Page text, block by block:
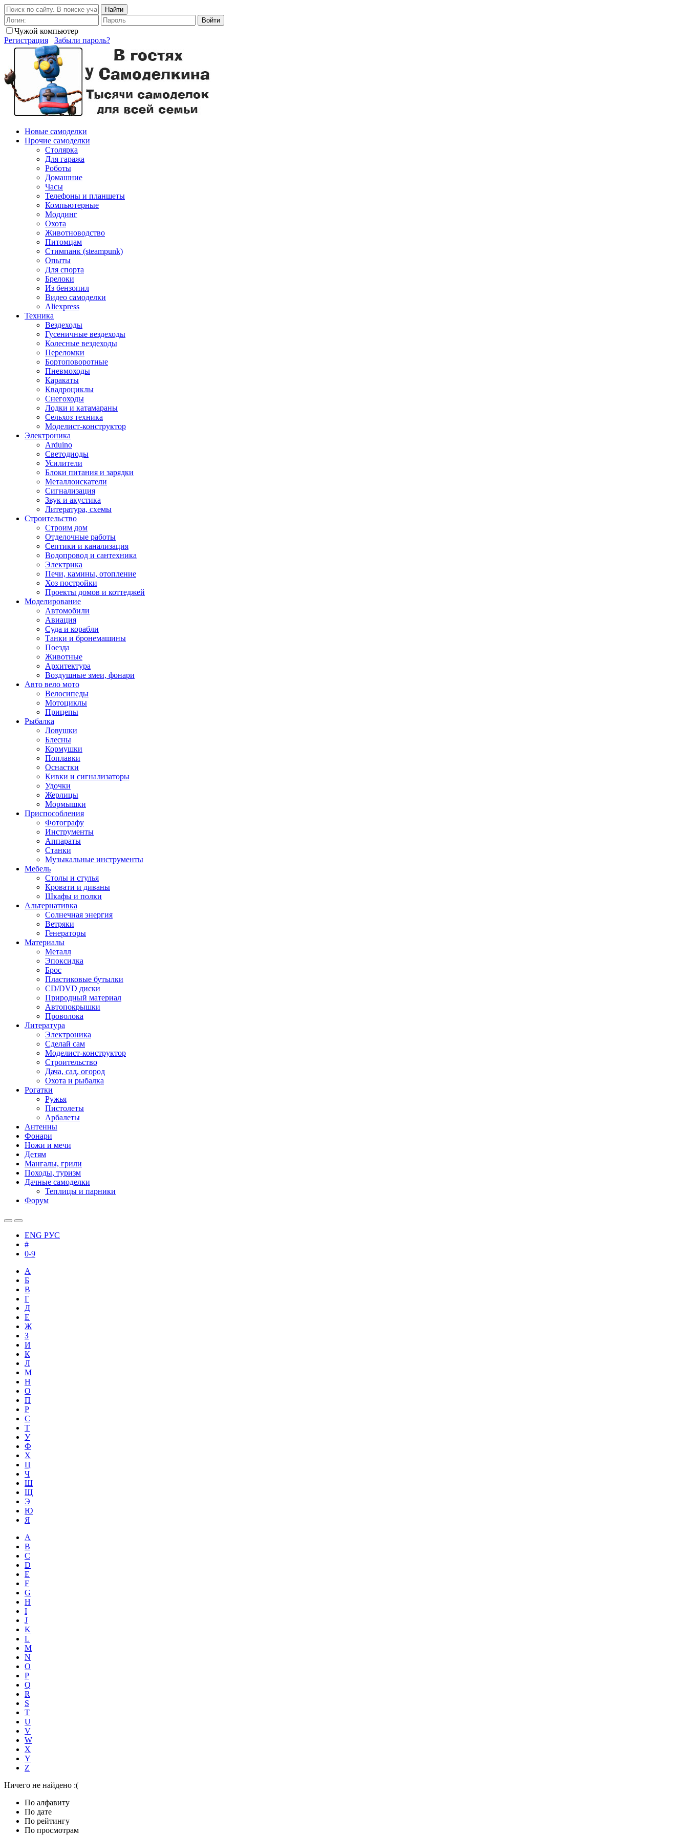
Найти
Войти
Чужой компьютер
Регистрация
Забыли пароль?
Новые самоделки
Прочие самоделки
Столярка
Для гаража
Роботы
Домашние
Часы
Телефоны и планшеты
Компьютерные
Моддинг
Охота
Животноводство
Питомцам
Стимпанк (steampunk)
Опыты
Для спорта
Брелоки
Из бензопил
Видео самоделки
Aliexpress
Техника
Вездеходы
Гусеничные вездеходы
Колесные вездеходы
Переломки
Бортоповоротные
Пневмоходы
Каракаты
Квадроциклы
Снегоходы
Лодки и катамараны
Сельхоз техника
Моделист-конструктор
Электроника
Arduino
Светодиоды
Усилители
Блоки питания и зарядки
Металлоискатели
Сигнализация
Звук и акустика
Литература, схемы
Строительство
Строим дом
Отделочные работы
Септики и канализация
Водопровод и сантехника
Электрика
Печи, камины, отопление
Хоз постройки
Проекты домов и коттеджей
Моделирование
Автомобили
Авиация
Суда и корабли
Танки и бронемашины
Поезда
Животные
Архитектура
Воздушные змеи, фонари
Авто вело мото
Велосипеды
Мотоциклы
Прицепы
Рыбалка
Ловушки
Блесны
Кормушки
Поплавки
Оснастки
Кивки и сигнализаторы
Удочки
Жерлицы
Мормышки
Приспособления
Фотографу
Инструменты
Аппараты
Станки
Музыкальные инструменты
Мебель
Столы и стулья
Кровати и диваны
Шкафы и полки
Альтернативка
Солнечная энергия
Ветряки
Генераторы
Материалы
Металл
Эпоксидка
Брос
Пластиковые бутылки
CD/DVD диски
Природный материал
Автопокрышки
Проволока
Литература
Электроника
Сделай сам
Моделист-конструктор
Строительство
Дача, сад, огород
Охота и рыбалка
Рогатки
Ружья
Пистолеты
Арбалеты
Антенны
Фонари
Ножи и мечи
Детям
Мангалы, грили
Походы, туризм
Дачные самоделки
Теплицы и парники
Форум
ENG РУС
#
0-9
А
Б
В
Г
Д
Е
Ж
З
И
К
Л
М
Н
О
П
Р
С
Т
У
Ф
Х
Ц
Ч
Ш
Щ
Э
Ю
Я
A
B
C
D
E
F
G
H
I
J
K
L
M
N
O
P
Q
R
S
T
U
V
W
X
Y
Z
Ничего не найдено :(
По алфавиту
По дате
По рейтингу
По просмотрам